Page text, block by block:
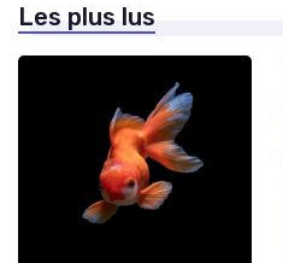
Les plus lus